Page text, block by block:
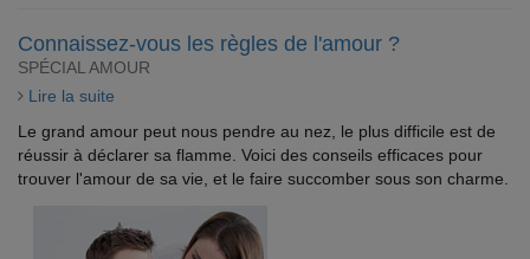
Connaissez-vous les règles de l'amour ?
SPÉCIAL AMOUR
Lire la suite
Le grand amour peut nous pendre au nez, le plus difficile est de
réussir à déclarer sa flamme. Voici des conseils efficaces pour
trouver l'amour de sa vie, et le faire succomber sous son charme.